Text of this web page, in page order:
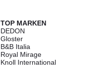
TOP MARKEN
DEDON
Gloster
B&B Italia
Royal Mirage
Knoll International